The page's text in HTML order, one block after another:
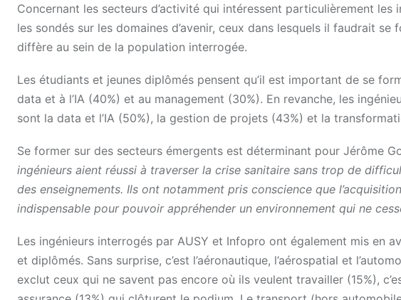
Concernant les secteurs d’activité qui intéressent particulièrement les
les sondés sur les domaines d’avenir, ceux dans lesquels il faudrait
diffère au sein de la population interrogée.
Les étudiants et jeunes diplômés pensent qu’il est important de se
data et à l’IA (40%) et au management (30%). En revanche, les
sont la data et l’IA (50%), la gestion de projets (43%) et la
Se former sur des secteurs émergents est déterminant pour Jérôme
ingénieurs aient réussi à traverser la crise sanitaire sans trop de
des enseignements. Ils ont notamment pris conscience que
indispensable pour pouvoir appréhender un environnement qui ne
Les ingénieurs interrogés par AUSY et Infopro ont également mis en
et diplômés. Sans surprise, c’est l’aéronautique, l’aérospatial et
exclut ceux qui ne savent pas encore où ils veulent travailler (15%),